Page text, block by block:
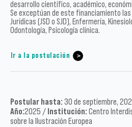
desarrollo científico, académico,
Se exceptúan de este financiamiento
Jurídicas (JSD o SJD), Enfermería,
Odontología, Psicología clínica.
Ir a la postulación
Postular hasta: 30 de septiembre,
Año:2025 / Institución: Centro
sobre la Ilustración Europea